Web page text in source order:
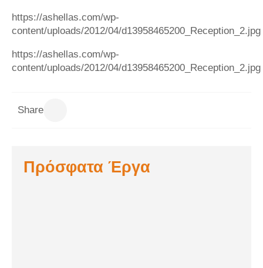
https://ashellas.com/wp-
content/uploads/2012/04/d13958465200_Reception_2.jpg
https://ashellas.com/wp-
content/uploads/2012/04/d13958465200_Reception_2.jpg
Share
Πρόσφατα Έργα